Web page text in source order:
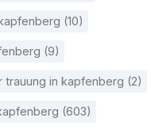
(10)
(9)
in kapfenberg (2)
(603)